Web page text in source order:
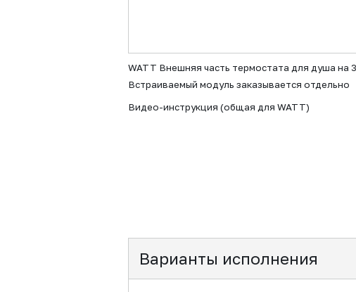
WATT Внешняя часть термостата для душа на
Встраиваемый модуль заказывается отдельно
Видео-инструкция (общая для WATT)
Варианты исполнения